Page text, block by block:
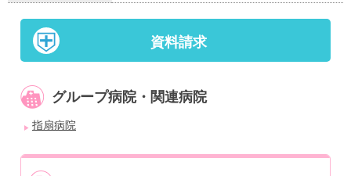
資料請求
グループ病院・関連病院
指扇病院